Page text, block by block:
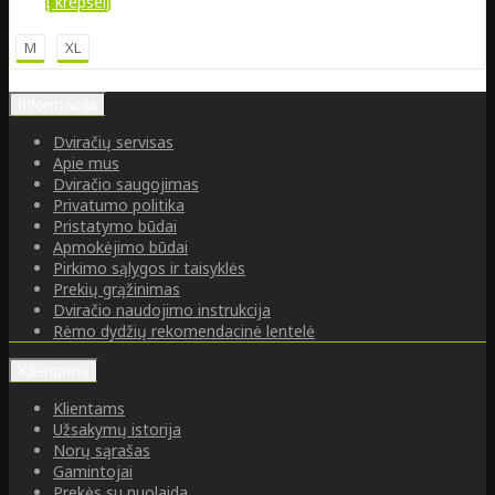
M XL
Dviračių servisas
Apie mus
Dviračio saugojimas
Privatumo politika
Pristatymo būdai
Apmokėjimo būdai
Pirkimo sąlygos ir taisyklės
Prekių grąžinimas
Dviračio naudojimo instrukcija
Rėmo dydžių rekomendacinė lentelė
Klientams
Užsakymų istorija
Norų sąrašas
Gamintojai